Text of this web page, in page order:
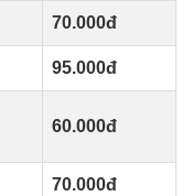
70.000đ
95.000đ
60.000đ
70.000đ